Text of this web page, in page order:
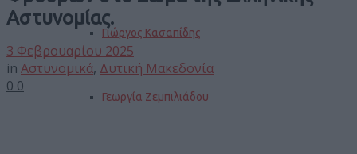
Γιώργος Κασαπίδης
Γεωργία Ζεμπιλιάδου
Αστυνομίας.
3 Φεβρουαρίου 2025
in Αστυνομικά, Δυτική Μακεδονία
0 0